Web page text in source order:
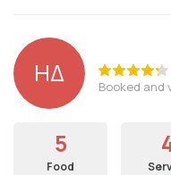
ΗΔ Booked and
5
Food